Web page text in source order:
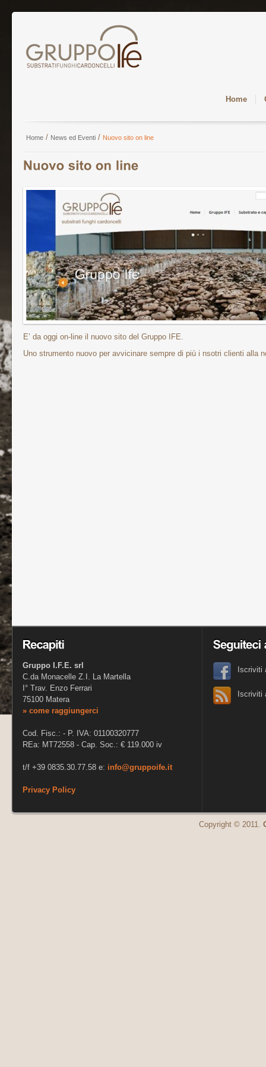
Home
Home / News ed Eventi / Nuovo sito on line
E’ da oggi on-line il nuovo sito del Gruppo IFE.
Uno strumento nuovo per avvicinare sempre di più i nsotri clienti alla
Gruppo I.F.E. srl
C.da Monacelle Z.I. La Martella
I° Trav. Enzo Ferrari
75100 Matera
» come raggiungerci
Cod. Fisc.: - P. IVA: 01100320777
REa: MT72558 - Cap. Soc.: € 119.000 iv
t/f +39 0835.30.77.58 e: info@gruppoife.it
Privacy Policy
Iscriviti
Iscriviti
Copyright © 2011.